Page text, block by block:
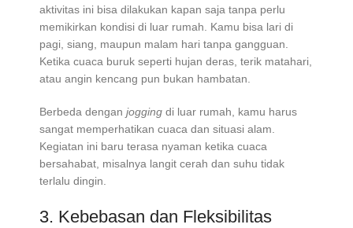
aktivitas ini bisa dilakukan kapan saja tanpa perlu
memikirkan kondisi di luar rumah. Kamu bisa lari di
pagi, siang, maupun malam hari tanpa gangguan.
Ketika cuaca buruk seperti hujan deras, terik matahari,
atau angin kencang pun bukan hambatan.
Berbeda dengan jogging di luar rumah, kamu harus
sangat memperhatikan cuaca dan situasi alam.
Kegiatan ini baru terasa nyaman ketika cuaca
bersahabat, misalnya langit cerah dan suhu tidak
terlalu dingin.
3. Kebebasan dan Fleksibilitas